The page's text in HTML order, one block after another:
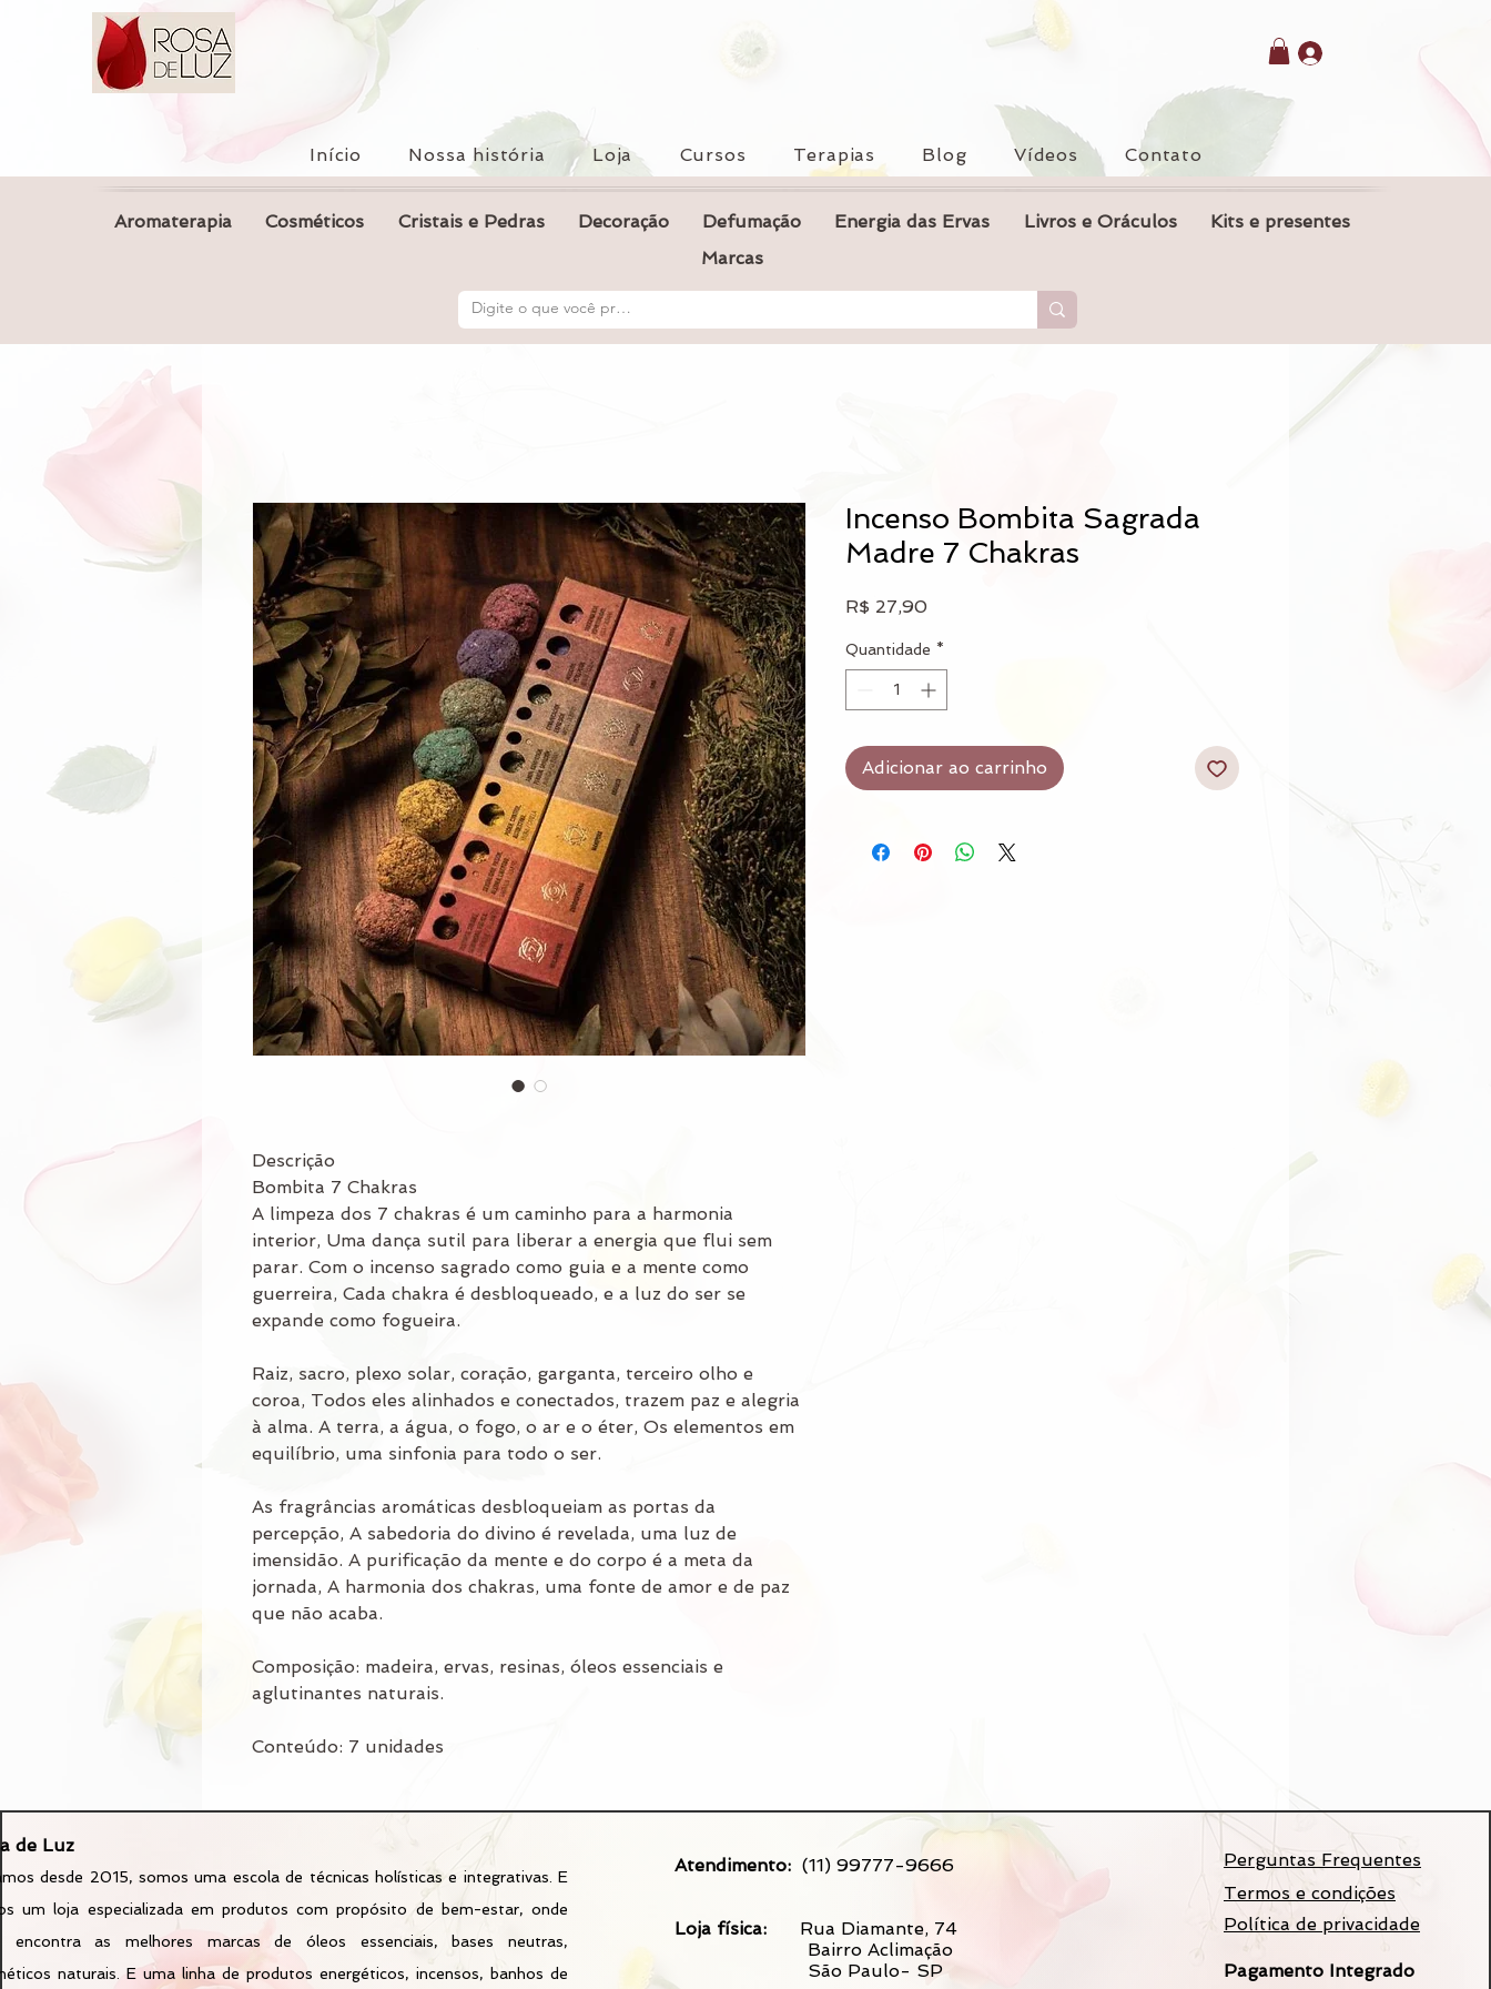
Início Nossa história Loja Cursos Terapias Blog Vídeos Contato
Aromaterapia Cosméticos Cristais e Pedras Decoração Defumação Energia das Ervas Livros e Oráculos
Kits e presentes
Marcas
Descrição
Bombita 7 Chakras
A limpeza dos 7 chakras é um caminho para a harmonia
interior, Uma dança sutil para liberar a energia que flui sem
parar. Com o incenso sagrado como guia e a mente como
guerreira, Cada chakra é desbloqueado, e a luz do ser se
expande como fogueira.
Raiz, sacro, plexo solar, coração, garganta, terceiro olho e
coroa, Todos eles alinhados e conectados, trazem paz e alegria
à alma. A terra, a água, o fogo, o ar e o éter, Os elementos em
equilíbrio, uma sinfonia para todo o ser.
As fragrâncias aromáticas desbloqueiam as portas da
percepção, A sabedoria do divino é revelada, uma luz de
imensidão. A purificação da mente e do corpo é a meta da
jornada, A harmonia dos chakras, uma fonte de amor e de paz
que não acaba.
Composição: madeira, ervas, resinas, óleos essenciais e
aglutinantes naturais.
Conteúdo: 7 unidades
Incenso Bombita Sagrada
Madre 7 Chakras
R$ 27,90Preço
Quantidade *
Adicionar ao carrinho
de Luz
desde 2015, somos uma escola de técnicas holísticas e integrativas. E
um loja especializada em produtos com propósito de bem-estar, onde
encontra as melhores marcas de óleos essenciais, bases neutras,
naturais. E uma linha de produtos energéticos, incensos, banhos de
Atendimento: (11) 99777-9666
Loja física:
Rua Diamante, 74
Bairro Aclimação
São Paulo- SP
Perguntas Frequentes
Termos e condições
Política de privacidade
Pagamento Integrado